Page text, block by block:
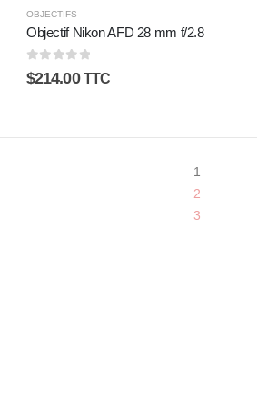
OBJECTIFS
Objectif Nikon AFD 28 mm f/2.8
0 sur 5
$214.00 TTC
1
2
3